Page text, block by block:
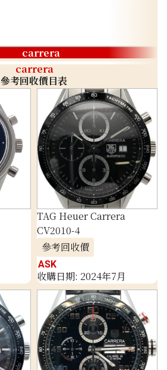
carrera
carrera
參考回收價目表
TAG Heuer Carrera
CV2010-4
參考回收價
ASK
收購日期: 2024年7月